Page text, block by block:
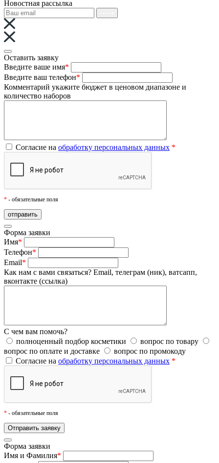
Новостная рассылка
Оставить заявку
Введите ваше имя*
Введите ваш телефон*
Комментарий укажите бюджет в ценовом диапазоне и
количество наборов
Согласие на обработку персональных данных *
* - обязательные поля
Форма заявки
Имя*
Телефон*
Email*
Как нам с вами связаться? Email, телеграм (ник), ватсапп,
вконтакте (ссылка)
С чем вам помочь?
полноценный подбор косметики
вопрос по товару
вопрос по оплате и доставке
вопрос по промокоду
Согласие на обработку персональных данных *
* - обязательные поля
Форма заявки
Имя и Фамилия*